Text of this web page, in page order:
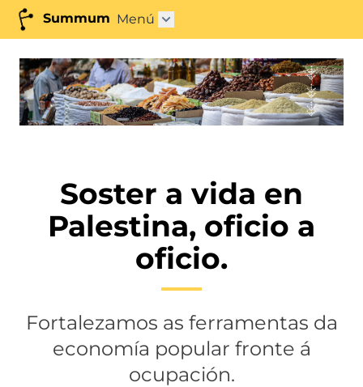
Summum Menú Abrir submenú"
Soster a vida en
Palestina, oficio a
oficio.
Fortalezamos as ferramentas da
economía popular fronte á
ocupación.